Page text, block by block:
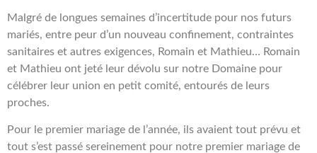
Malgré de longues semaines d’incertitude pour nos futurs
mariés, entre peur d’un nouveau confinement, contraintes
sanitaires et autres exigences, Romain et Mathieu… Romain
et Mathieu ont jeté leur dévolu sur notre Domaine pour
célébrer leur union en petit comité, entourés de leurs
proches.
Pour le premier mariage de l’année, ils avaient tout prévu et
tout s’est passé sereinement pour notre premier mariage de